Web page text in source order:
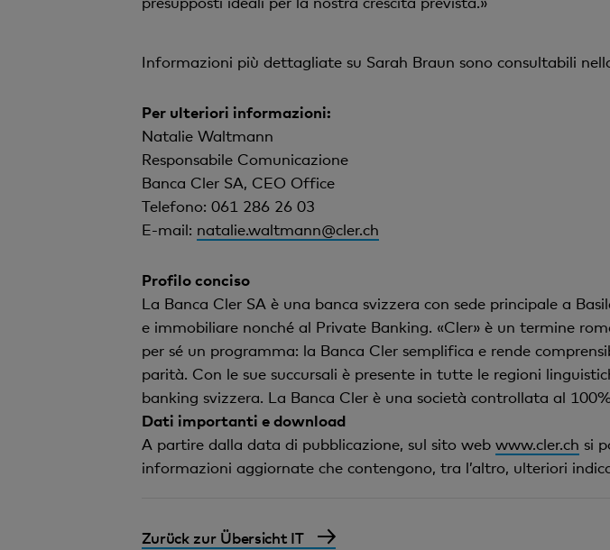
Informazioni più dettagliate su Sarah Braun sono consultabili
Per ulteriori informazioni:
Natalie Waltmann
Responsabile Comunicazione
Banca Cler SA, CEO Office
Telefono: 061 286 26 03
E-mail: natalie.waltmann@cler.ch
Profilo conciso
La Banca Cler SA è una banca svizzera con sede principale a
e immobiliare nonché al Private Banking. «Cler» è un termine
per sé un programma: la Banca Cler semplifica e rende
parità. Con le sue succursali è presente in tutte le regioni
banking svizzera. La Banca Cler è una società controllata al
Dati importanti e download
A partire dalla data di pubblicazione, sul sito web www.cler.ch si
informazioni aggiornate che contengono, tra l’altro, ulteriori
Zurück zur Übersicht IT